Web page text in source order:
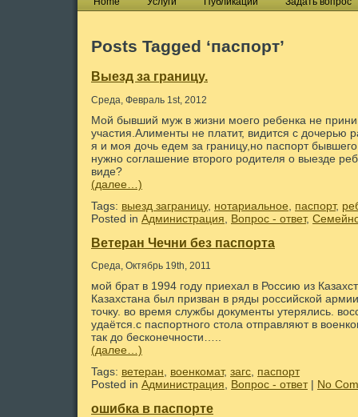
Posts Tagged ‘паспорт’
Выезд за границу.
Среда, Февраль 1st, 2012
Мой бывший муж в жизни моего ребенка не
участия.Алименты не платит, видится с дочерью
я и моя дочь едем за границу,но паспорт
нужно соглашение второго родителя о выезде
виде?
(далее…)
Tags: выезд заграницу, нотариальное паспорт,
Posted in Администрация Вопрос - ответ,
Ветеран Чечни без паспорта
Среда, Октябрь 19th, 2011
мой брат в 1994 году приехал в Россию из
Казахстана был призван в ряды российской
точку. во время службы документы утерялись.
удаётся.с паспортного стола отправляют в
так до бесконечности…..
(далее…)
Tags: ветеран, военкомат, загс, паспорт
Posted in Администрация, Вопрос - ответ| No
ошибка в паспорте